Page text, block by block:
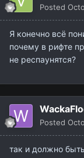
Posted
Я конечно всё
почему в рифте
не респаунятся?
Posted
так и должно быть